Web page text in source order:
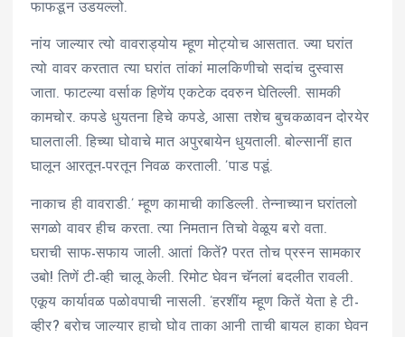
फाफडून उडयल्लो.
नांय जाल्यार त्यो वावराड्योय म्हूण मोट्योच आसतात. ज्या घरांत
त्यो वावर करतात त्या घरांत तांकां मालकिणीचो सदांच दुस्वास
जाता. फाटल्या वर्साक हिणेंय एकटेक दवरुन घेतिल्ली. सामकी
कामचोर. कपडे धुयतना हिचे कपडे, आसा तशेच बुचकळावन दोरयेर
घालताली. हिच्या घोवाचे मात अपुरबायेन धुयताली. बोल्सानीं हात
घालून आरतून-परतून निवळ करताली. ’पाड पडूं.
नाकाच ही वावराडी.’ म्हूण कामाची काडिल्ली. तेन्नाच्यान घरांतलो
सगळो वावर हीच करता. त्या निमतान तिचो वेळूय बरो वता.
घराची साफ-सफाय जाली. आतां कितें? परत तोच प्रस्न सामकार
उबो! तिणें टी-व्ही चालू केली. रिमोट घेवन चॅनलां बदलीत रावली.
एकूय कार्यावळ पळोवपाची नासली. ’हरशींय म्हूण कितें येता हे टी-
व्हीर? बरोच जाल्यार हाचो घोव ताका आनी ताची बायल हाका घेवन